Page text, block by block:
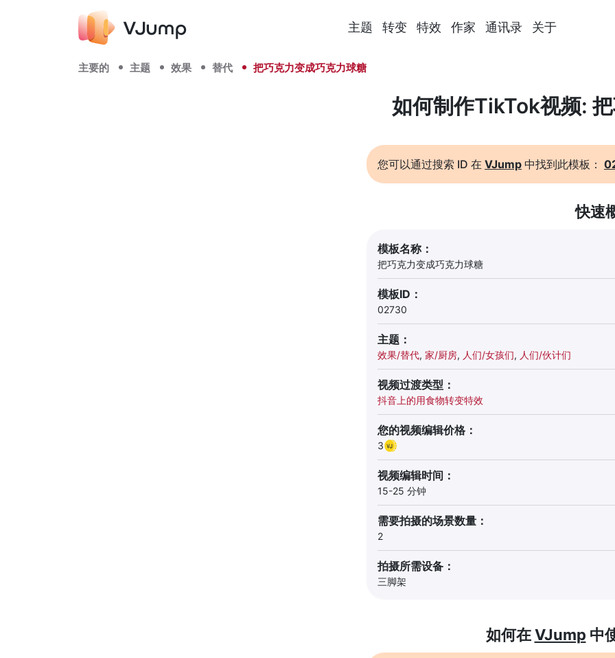
主题 转变 特效 作家 通讯录 关于
主要的 主题 效果 替代 把巧克力变成巧克力球糖
如何制作TikTok视频:
您可以通过搜索 ID 在 VJump 中找到此模板：
快速
模板名称：
把巧克力变成巧克力球糖
模板ID：
02730
主题：
效果/替代, 家/厨房, 人们/女孩们, 人们/伙计们
视频过渡类型：
抖音上的用食物转变特效
您的视频编辑价格：
3
视频编辑时间：
15-25 分钟
需要拍摄的场景数量：
2
拍摄所需设备：
三脚架
如何在VJump 中